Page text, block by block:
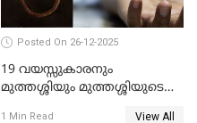
Posted On 26-12-2025
19 വയസ്സുകാരനും
മുത്തശ്ശിയും മുത്തശ്ശിയുടെ
1 Min Read View All